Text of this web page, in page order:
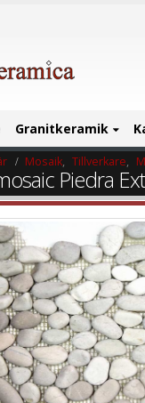
Granitkeramik
Mosaik, Tillverkare,
Piedra